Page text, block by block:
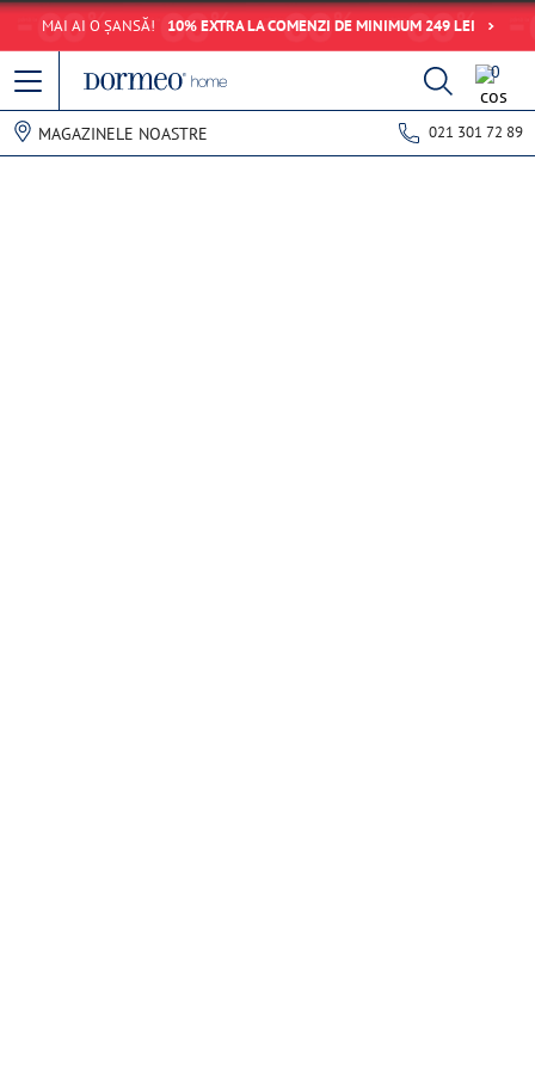
MAI AI O ȘANSĂ! 10% EXTRA LA COMENZI DE MINIMUM 249 LEI
0
MAGAZINELE NOASTRE 021 301 72 89